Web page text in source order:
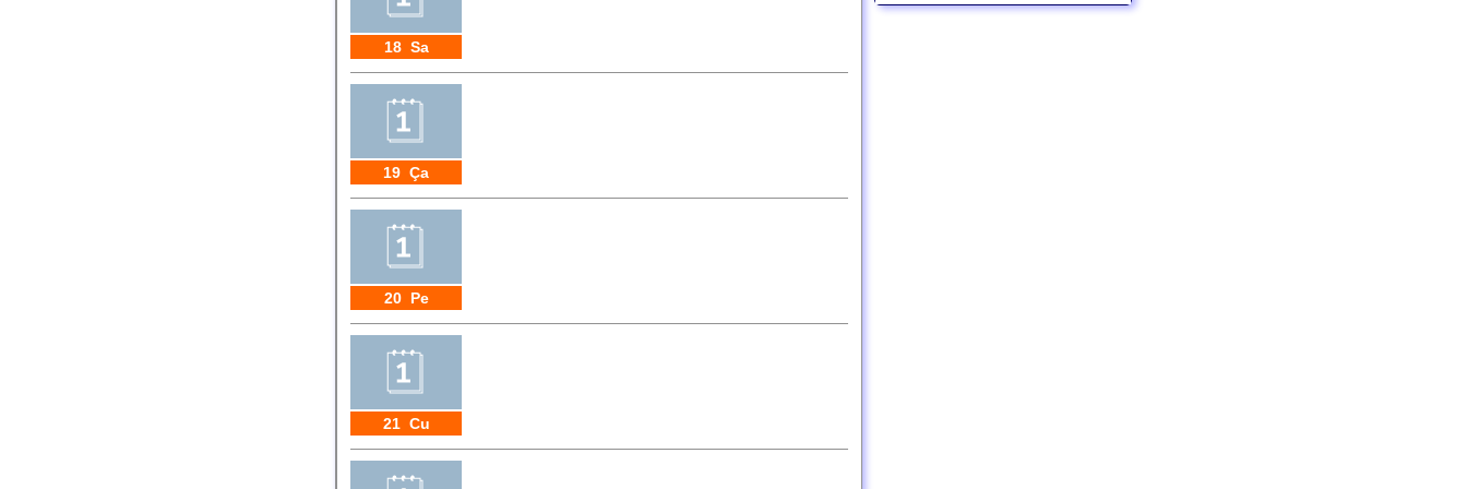
18 Sa
19 Ça
20 Pe
21 Cu